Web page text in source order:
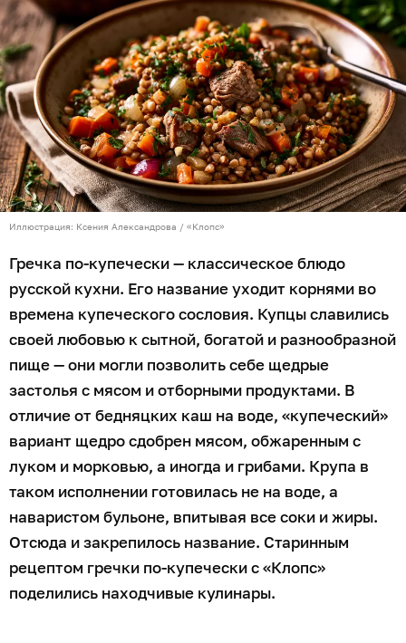
Иллюстрация: Ксения Александрова / «Клопс»
Гречка по-купечески — классическое блюдо
русской кухни. Его название уходит корнями во
времена купеческого сословия. Купцы славились
своей любовью к сытной, богатой и разнообразной
пище — они могли позволить себе щедрые
застолья с мясом и отборными продуктами. В
отличие от бедняцких каш на воде, «купеческий»
вариант щедро сдобрен мясом, обжаренным с
луком и морковью, а иногда и грибами. Крупа в
таком исполнении готовилась не на воде, а
наваристом бульоне, впитывая все соки и жиры.
Отсюда и закрепилось название. Старинным
рецептом гречки по-купечески с «Клопс»
поделились находчивые кулинары.